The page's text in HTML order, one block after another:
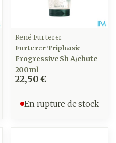
René Furterer
Furterer Triphasic
Progressive Sh A/chute
200ml
22,50 €
En rupture de stock